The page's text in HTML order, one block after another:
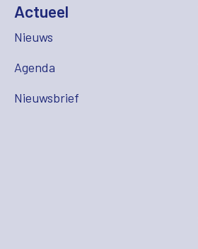
Actueel
Nieuws
Agenda
Nieuwsbrief